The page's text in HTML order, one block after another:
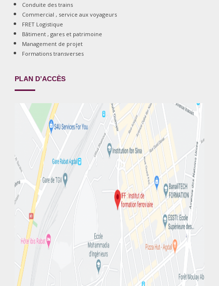
Conduite des trains
Commercial , service aux voyageurs
FRET Logistique
Bâtiment , gares et patrimoine
Management de projet
Formations transverses
PLAN D’ACCÈS